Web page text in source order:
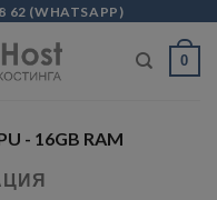
62 (WHATSAPP )
0
- 16GB RAM